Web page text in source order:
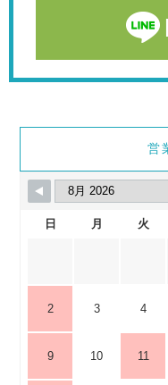
営
日 月 火
2 3 4
9 10 11